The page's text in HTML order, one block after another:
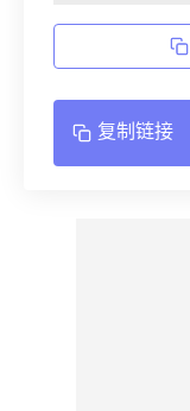
复制链接